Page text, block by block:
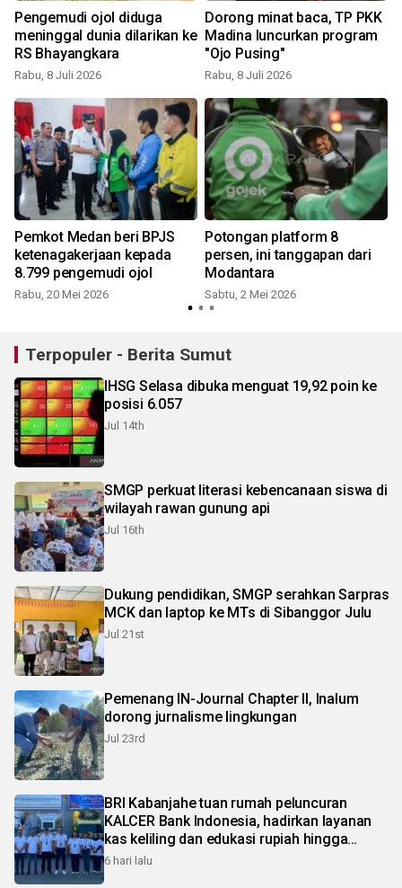
Pengemudi ojol diduga
meninggal dunia dilarikan ke
RS Bhayangkara
Rabu, 8 Juli 2026
Dorong minat baca, TP PKK
Madina luncurkan program
"Ojo Pusing"
Rabu, 8 Juli 2026
Pemkot Medan beri BPJS
ketenagakerjaan kepada
8.799 pengemudi ojol
Rabu, 20 Mei 2026
Potongan platform 8
persen, ini tanggapan dari
Modantara
Sabtu, 2 Mei 2026
Terpopuler - Berita Sumut
IHSG Selasa dibuka menguat 19,92 poin ke
posisi 6.057
Jul 14th
SMGP perkuat literasi kebencanaan siswa di
wilayah rawan gunung api
Jul 16th
Dukung pendidikan, SMGP serahkan Sarpras
MCK dan laptop ke MTs di Sibanggor Julu
Jul 21st
Pemenang IN-Journal Chapter II, Inalum
dorong jurnalisme lingkungan
Jul 23rd
BRI Kabanjahe tuan rumah peluncuran
KALCER Bank Indonesia, hadirkan layanan
kas keliling dan edukasi rupiah hingga
pelosok Karo
6 hari lalu